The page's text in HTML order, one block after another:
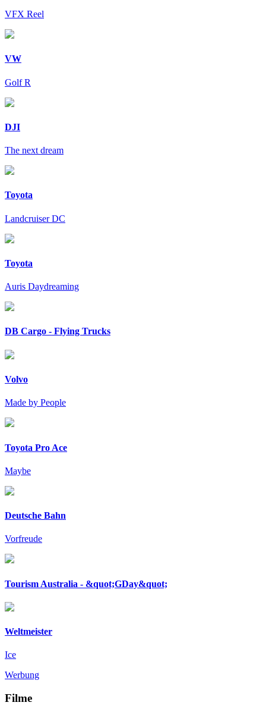
VFX Reel
VW
Golf R
DJI
The next dream
Toyota
Landcruiser DC
Toyota
Auris Daydreaming
DB Cargo - Flying Trucks
Volvo
Made by People
Toyota Pro Ace
Maybe
Deutsche Bahn
Vorfreude
Tourism Australia - &quot;GDay&quot;
Weltmeister
Ice
Werbung
Filme